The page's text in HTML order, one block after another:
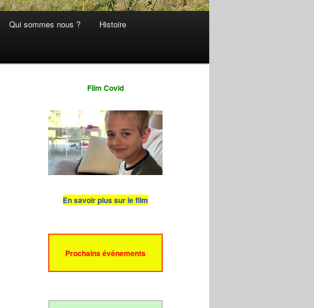
Qui sommes nous ? Histoire
Film Covid
En savoir plus sur le film
Prochains événements